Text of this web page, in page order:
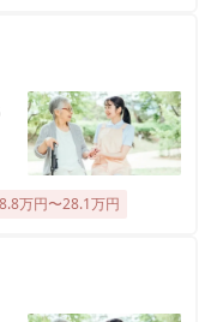
・時間相談OK◎ダ
たり向き合う看護
％◎賞与3ヶ月◎残
できるケアミック
万円〜28.1万円